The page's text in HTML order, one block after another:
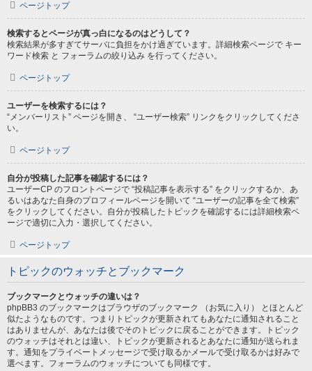
ページトップ
検索するとページが真っ白になるのはどうして？
検索結果が多すぎてサーバに負担をかけ過ぎています。詳細検索ページで キー
ワード検索 と フォーラムの絞り込み を行ってください。
ページトップ
ユーザーを検索するには？
“メンバーリスト” ページを開き、 “ユーザー検索” リンクをクリックしてくださ
い。
ページトップ
自分が投稿した記事を確認するには？
ユーザーCP のフロントページで “投稿記事を表示する” をクリックするか、あ
るいはあなた自身のプロフィールページを開いて “ユーザーの記事を全て検索”
をクリックしてください。自分が投稿したトピックを確認するには詳細検索ペ
ージで適切に入力・選択してください。
ページトップ
トピックのウォッチとブックマーク
ブックマークとウォッチの違いは？
phpBB3 のブックマークはブラウザのブックマーク （お気に入り） とほとんど
似たようなものです。つまりトピックが更新されてもあなたに通知されること
はありませんが、あなたは後でそのトピックに戻ることができます。トピック
のウォッチはそれとは違い、トピックが更新されるとあなたに通知が送られま
す。通知をプライベートメッセージで受け取るかメールで受け取るかは好みで
選べます。フォーラムのウォッチについても同様です。